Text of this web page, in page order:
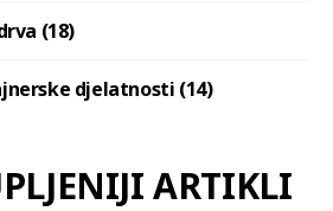
(18)
djelatnosti (14)
ARTIKLI